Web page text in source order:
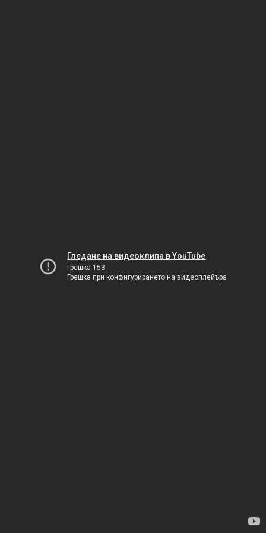
Гледане на видеоклипа в YouTube
Грешка 153
Грешка при конфигурирането на видеоплейъра